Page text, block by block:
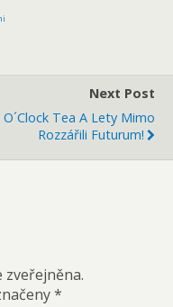
Next Post
O´clock Tea A Lety Mimo
Rozzářili Futurum!
zveřejněna.
*